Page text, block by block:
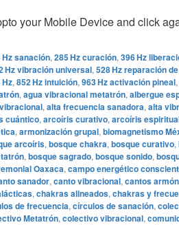
your Mobile Device and click
Hz sanación, 285 Hz curación, 396 Hz
Hz vibración universal, 528 Hz reparación
Hz, 852 Hz intuición, 963 Hz activación pineal,
, agua vibracional metatrón, albergue
, alta frecuencia sanadora, alta
cuántico, arcoíris curativo, arcoíris
, armonización grupal, biomagnetismo
arcoíris, bosque chakra, bosque curativo,
, bosque sagrado, bosque sonido,
Oaxaca, campo energético
sanador, canto vibracional, cantos
, chakras alineados, chakras y
de frecuencia, círculos de sanación,
Metatrón, colectivo vibracional,